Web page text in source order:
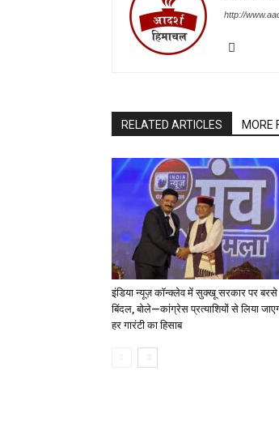
http://
RELATED ARTICLES MORE
इंडिया न्यूज़ कॉन्क्लेव में सुक्खू सरकार पर बरसे
बिंदल, बोले—कांग्रेस प्रत्याशियों से लिया
हर गारंटी का हिसाब